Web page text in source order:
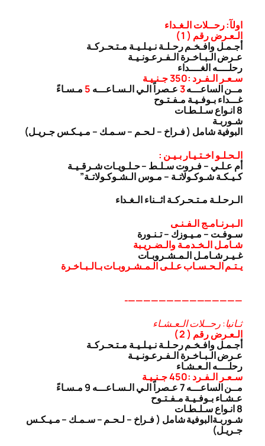
اولآ: رحــلات الـغـداء
الـعـرض رقم ( 1 )
أجـمـل وافـخـم رحـلـة نـيـلـيـة مـتـحـركـة
عـرض الـبـاخـرة الـفـرعـونـيـة
رحلــــه الغــــداء
سـعـر الـفـرد :350 جـنـيـة
مــن الساعـــه3عـصراً الـي الـسـاعـــه 5 مـسـاءً
غـــداء بـوفـيـة مـفـتـوح
8 انـواع سـلـطـات
شـوربـة
البوفية شامل ( فـراخ – لـحـم – سـمـك – مـيـكـس جـريـل)
الـحـلـو اخـتـيـار بـيـن :
أم عـلـي – فـروت سـلـط – حـلـويـات شـرقـيـة
كـيـكـة شـوكـولاتـة – مـوس الـشـوكـولاتـة”
الـرحـلـة مـتـحـركـة اثــناء الـغـداء
الـبـرنـامـج الـفـنـى
سـوفـت – مـيـوزك – تـنـورة
شـامـل الـخـدمـة والـضـريـبة
غـيـر شـامـل الـمـشـروبـات
يـتـم الـحـسـاب عـلـى الـمـشـروبـات بـالـبـاخـرة
———————————————-
ثـانيا: رحــلات الـعـشـاء
الـعـرض رقم ( 2 )
أجـمـل وافـخـم رحـلـة نـيـلـيـة مـتـحـركـة
عـرض الـبـاخـرة الـفـرعـونـيـة
رحلــــه الـعـشـاء
سـعـر الـفـرد :450 جـنـيـة
مــن الساعـــه 7 عـصراً الـي الـسـاعـــه 9 مـسـاءً
عـشـاء بـوفـيـة مـفـتـوح
8 انـواع سـلـطـات
شـوربـةالبوفية شامل ( فـراخ – لـحـم – سـمـك – مـيـكـس
جـريـل)